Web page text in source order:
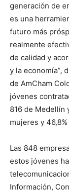
generación de
es una
futuro más
realmente
de calidad y
y la economía”,
de AmCham
jóvenes
816 de Medellín
mujeres y
Las 848
estos jóvenes
Información,